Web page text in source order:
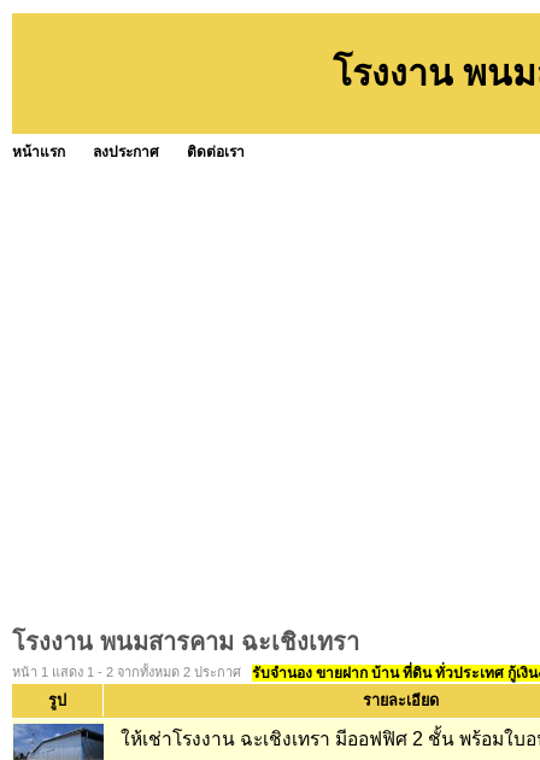
โรงงาน พน
หน้าแรก ลงประกาศ ติดต่อเรา
โรงงาน พนมสารคาม ฉะเชิงเทรา
หน้า 1 แสดง 1 - 2 จากทั้งหมด 2 ประกาศ รับจำนอง ขายฝาก บ้าน ที่ดิน ทั่วประเทศ กู้เงิ
รูป รายละเอียด
ให้เช่าโรงงาน ฉะเชิงเทรา มีออฟฟิศ 2 ชั้น พร้อมใบ